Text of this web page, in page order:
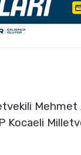
Mehmet
Kocaeli